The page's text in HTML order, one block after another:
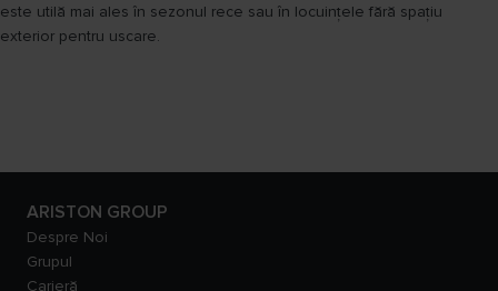
este utilă mai ales în sezonul rece sau în locuințele fără spațiu
exterior pentru uscare.
ARISTON GROUP
Despre Noi
Grupul
Carieră